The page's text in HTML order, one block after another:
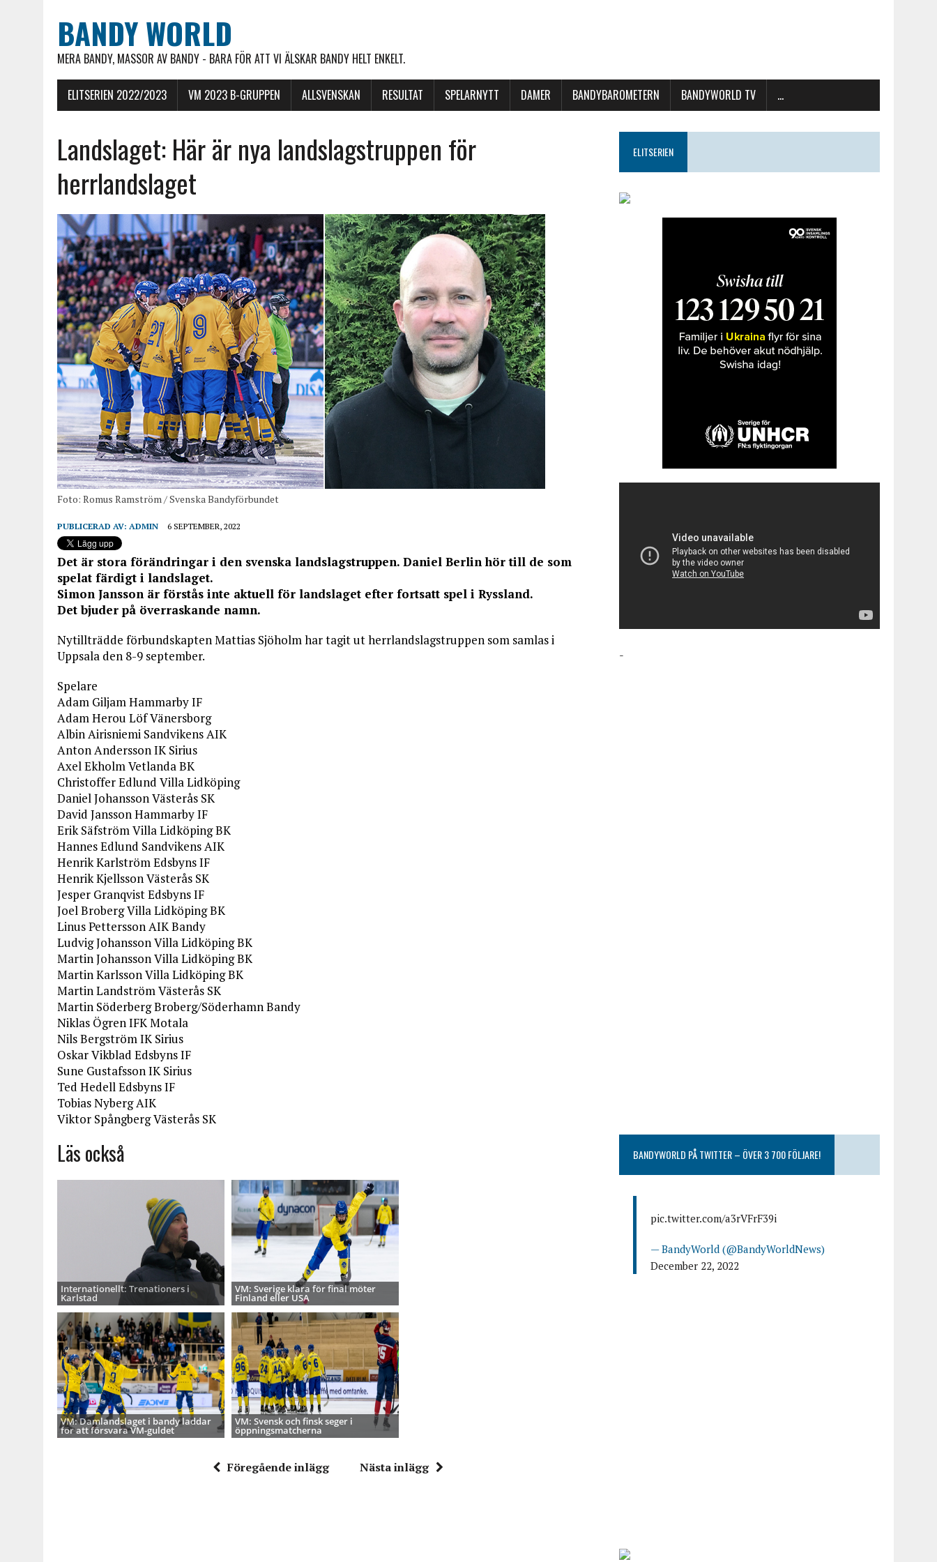
BANDY WORLD
MERA BANDY, MASSOR AV BANDY - BARA FÖR ATT VI ÄLSKAR BANDY HELT ENKELT.
ELITSERIEN 2022/2023 VM 2023 B-GRUPPEN ALLSVENSKAN RESULTAT SPELARNYTT DAMER BANDYBAROMETERN BANDYWORLD TV …
Landslaget: Här är nya landslagstruppen för
herrlandslaget
Foto: Romus Ramström / Svenska Bandyförbundet
PUBLICERAD AV: ADMIN 6 SEPTEMBER, 2022
Det är stora förändringar i den svenska landslagstruppen. Daniel Berlin hör till de som
spelat färdigt i landslaget.
Simon Jansson är förstås inte aktuell för landslaget efter fortsatt spel i Ryssland.
Det bjuder på överraskande namn.
Nytillträdde förbundskapten Mattias Sjöholm har tagit ut herrlandslagstruppen som samlas i
Uppsala den 8-9 september.
Spelare
Adam Giljam Hammarby IF
Adam Herou Löf Vänersborg
Albin Airisniemi Sandvikens AIK
Anton Andersson IK Sirius
Axel Ekholm Vetlanda BK
Christoffer Edlund Villa Lidköping
Daniel Johansson Västerås SK
David Jansson Hammarby IF
Erik Säfström Villa Lidköping BK
Hannes Edlund Sandvikens AIK
Henrik Karlström Edsbyns IF
Henrik Kjellsson Västerås SK
Jesper Granqvist Edsbyns IF
Joel Broberg Villa Lidköping BK
Linus Pettersson AIK Bandy
Ludvig Johansson Villa Lidköping BK
Martin Johansson Villa Lidköping BK
Martin Karlsson Villa Lidköping BK
Martin Landström Västerås SK
Martin Söderberg Broberg/Söderhamn Bandy
Niklas Ögren IFK Motala
Nils Bergström IK Sirius
Oskar Vikblad Edsbyns IF
Sune Gustafsson IK Sirius
Ted Hedell Edsbyns IF
Tobias Nyberg AIK
Viktor Spångberg Västerås SK
Läs också
Internationellt: Trenationers i
Karlstad
VM: Sverige klara för final möter
Finland eller USA
VM: Damlandslaget i bandy laddar
för att försvara VM-guldet
VM: Svensk och finsk seger i
öppningsmatcherna
Föregående inlägg Nästa inlägg
ELITSERIEN
-
BANDYWORLD PÅ TWITTER – ÖVER 3 700 FÖLJARE!
pic.twitter.com/a3rVFrF39i
— BandyWorld (@BandyWorldNews)
December 22, 2022